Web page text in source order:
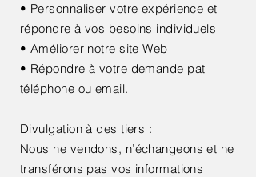
• Personnaliser votre expérience et
répondre à vos besoins individuels
• Améliorer notre site Web
• Répondre à votre demande pat
téléphone ou email.
Divulgation à des tiers :
Nous ne vendons, n’échangeons et ne
transférons pas vos informations